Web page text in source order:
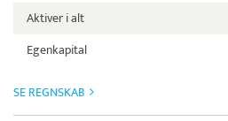
Aktiver i alt
Egenkapital
SE REGNSKAB